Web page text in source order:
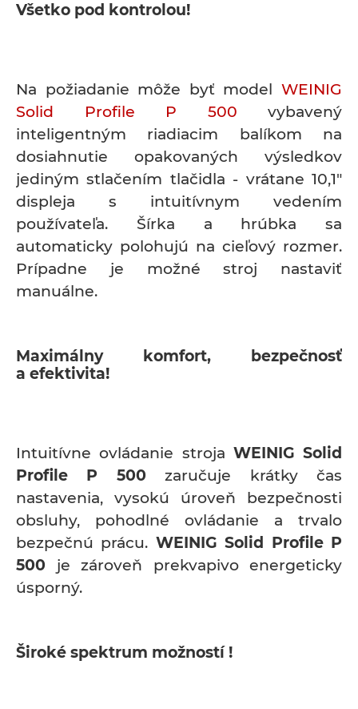
Všetko pod kontrolou!
Na požiadanie môže byť model WEINIG
Solid Profile P 500 vybavený
inteligentným riadiacim balíkom na
dosiahnutie opakovaných výsledkov
jediným stlačením tlačidla - vrátane 10,1"
displeja s intuitívnym vedením
používateľa. Šírka a hrúbka sa
automaticky polohujú na cieľový rozmer.
Prípadne je možné stroj nastaviť
manuálne.
Maximálny komfort, bezpečnosť
a efektivita!
Intuitívne ovládanie stroja WEINIG Solid
Profile P 500 zaručuje krátky čas
nastavenia, vysokú úroveň bezpečnosti
obsluhy, pohodlné ovládanie a trvalo
bezpečnú prácu. WEINIG Solid Profile P
500 je zároveň prekvapivo energeticky
úsporný.
Široké spektrum možností !